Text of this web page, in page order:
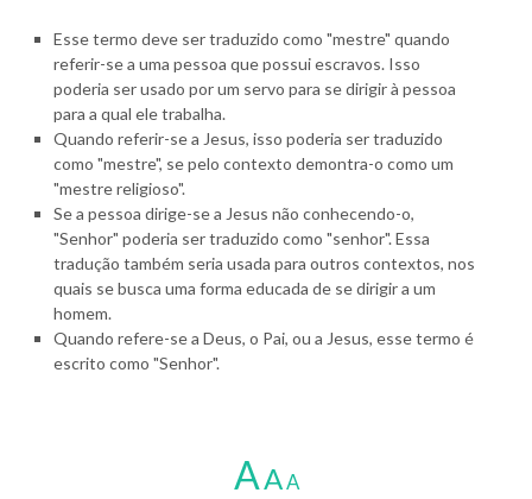
Esse termo deve ser traduzido como "mestre" quando
referir-se a uma pessoa que possui escravos. Isso
poderia ser usado por um servo para se dirigir à pessoa
para a qual ele trabalha.
Quando referir-se a Jesus, isso poderia ser traduzido
como "mestre", se pelo contexto demontra-o como um
"mestre religioso".
Se a pessoa dirige-se a Jesus não conhecendo-o,
"Senhor" poderia ser traduzido como "senhor". Essa
tradução também seria usada para outros contextos, nos
quais se busca uma forma educada de se dirigir a um
homem.
Quando refere-se a Deus, o Pai, ou a Jesus, esse termo é
escrito como "Senhor".
AAA